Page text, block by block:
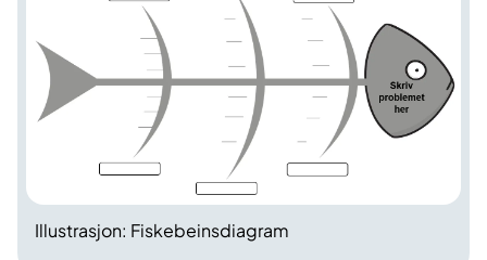
Illustrasjon: Fiskebeinsdiagram